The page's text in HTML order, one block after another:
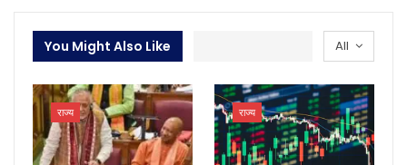
All
You Might Also Like
राज्य राज्य